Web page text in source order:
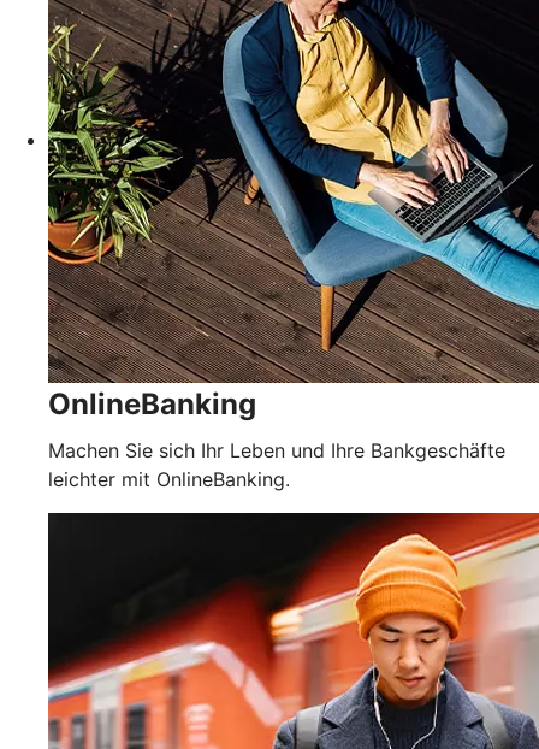
OnlineBanking
Machen Sie sich Ihr Leben und Ihre Bankgeschäfte
leichter mit OnlineBanking.